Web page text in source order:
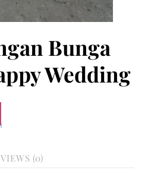
Bunga
Wedding
(0)